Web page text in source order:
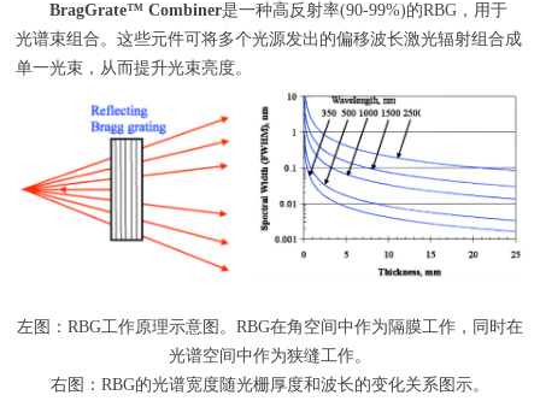
BragGrate™Combiner是一种高反射率(90-99%)的RBG ，用于
光谱束组合。这些元件可将多个光源发出的偏移波长激光辐射组合成
单一光束，从而提升光束亮度。
左图： RBG工作原理示意图。 RBG在角空间中作为隔膜工作，同时在
光谱空间中作为狭缝工作。
右图： RBG的光谱宽度随光栅厚度和波长的变化关系图示。